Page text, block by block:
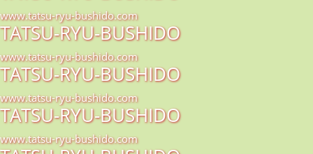
www.tatsu-ryu-bushido.com
TATSU-RYU-BUSHIDO
www.tatsu-ryu-bushido.com
TATSU-RYU-BUSHIDO
www.tatsu-ryu-bushido.com
TATSU-RYU-BUSHIDO
www.tatsu-ryu-bushido.com